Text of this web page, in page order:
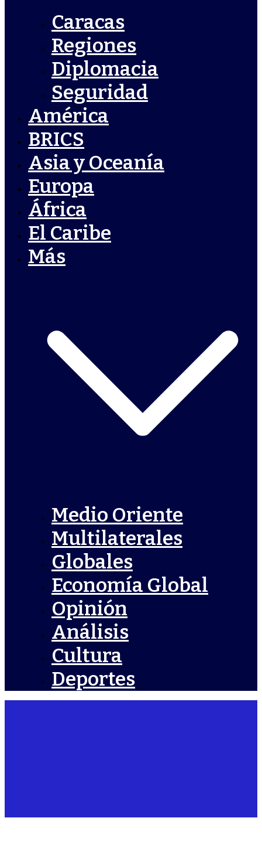
Caracas
Regiones
Diplomacia
Seguridad
América
BRICS
Asia y Oceanía
Europa
África
El Caribe
Más
Medio Oriente
Multilaterales
Globales
Economía Global
Opinión
Análisis
Cultura
Deportes